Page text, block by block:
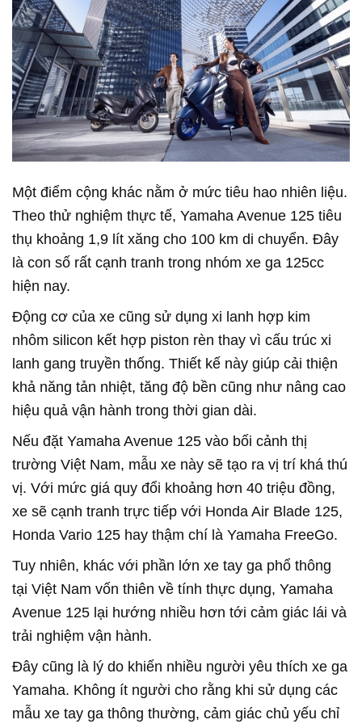
Một điểm cộng khác nằm ở mức tiêu hao nhiên liệu.
Theo thử nghiệm thực tế, Yamaha Avenue 125 tiêu
thụ khoảng 1,9 lít xăng cho 100 km di chuyển. Đây
là con số rất cạnh tranh trong nhóm xe ga 125cc
hiện nay.
Động cơ của xe cũng sử dụng xi lanh hợp kim
nhôm silicon kết hợp piston rèn thay vì cấu trúc xi
lanh gang truyền thống. Thiết kế này giúp cải thiện
khả năng tản nhiệt, tăng độ bền cũng như nâng cao
hiệu quả vận hành trong thời gian dài.
Nếu đặt Yamaha Avenue 125 vào bối cảnh thị
trường Việt Nam, mẫu xe này sẽ tạo ra vị trí khá thú
vị. Với mức giá quy đổi khoảng hơn 40 triệu đồng,
xe sẽ cạnh tranh trực tiếp với Honda Air Blade 125,
Honda Vario 125 hay thậm chí là Yamaha FreeGo.
Tuy nhiên, khác với phần lớn xe tay ga phổ thông
tại Việt Nam vốn thiên về tính thực dụng, Yamaha
Avenue 125 lại hướng nhiều hơn tới cảm giác lái và
trải nghiệm vận hành.
Đây cũng là lý do khiến nhiều người yêu thích xe ga
Yamaha. Không ít người cho rằng khi sử dụng các
mẫu xe tay ga thông thường, cảm giác chủ yếu chỉ